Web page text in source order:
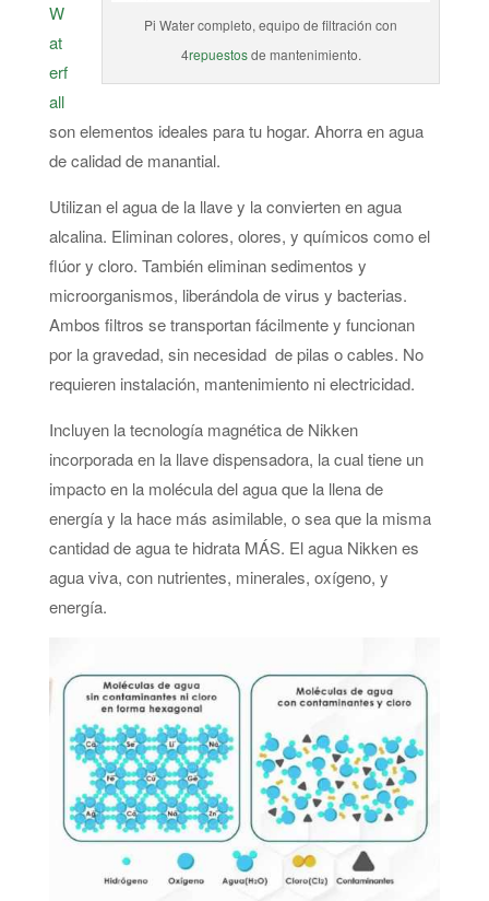
Pi Water completo, equipo de filtración con
4repuestosde mantenimiento.
W
at
erf
all
son elementos ideales para tu hogar. Ahorra en agua
de calidad de manantial.
Utilizan el agua de la llave y la convierten en agua
alcalina. Eliminan colores, olores, y químicos como el
flúor y cloro. También eliminan sedimentos y
microorganismos, liberándola de virus y bacterias.
Ambos filtros se transportan fácilmente y funcionan
por la gravedad, sin necesidad de pilas o cables. No
requieren instalación, mantenimiento ni electricidad.
Incluyen la tecnología magnética de Nikken
incorporada en la llave dispensadora, la cual tiene un
impacto en la molécula del agua que la llena de
energía y la hace más asimilable, o sea que la misma
cantidad de agua te hidrata MÁS. El agua Nikken es
agua viva, con nutrientes, minerales, oxígeno, y
energía.